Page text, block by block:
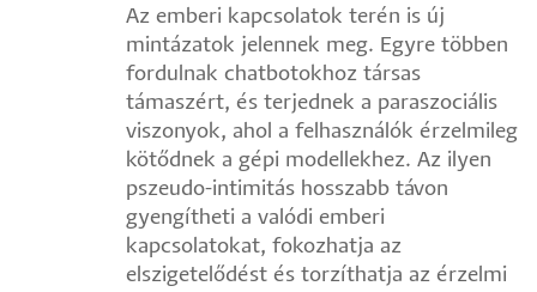
Az emberi kapcsolatok terén is új
mintázatok jelennek meg. Egyre többen
fordulnak chatbotokhoz társas
támaszért, és terjednek a paraszociális
viszonyok, ahol a felhasználók érzelmileg
kötődnek a gépi modellekhez. Az ilyen
pszeudo-intimitás hosszabb távon
gyengítheti a valódi emberi
kapcsolatokat, fokozhatja az
elszigetelődést és torzíthatja az érzelmi